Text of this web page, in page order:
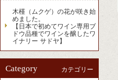
木槿（ムクゲ）の花が咲き始
めました。
【日本で初めてワイン専用ブ
ドウ品種でワインを醸したワ
イナリー サドヤ】
Category カテゴリー